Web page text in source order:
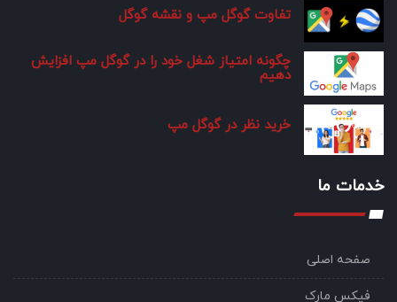
تفاوت گوگل مپ و نقشه گوگل
چگونه امتیاز شغل خود را در گوگل مپ افزایش
دهیم
خرید نظر در گوگل مپ
خدمات ما
صفحه اصلی
فیکس مارک